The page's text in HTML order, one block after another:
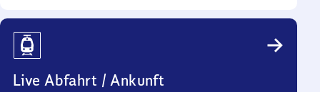
Live Abfahrt / Ankunft